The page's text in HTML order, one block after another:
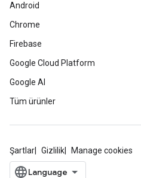
Android
Chrome
Firebase
Google Cloud Platform
Google AI
Tüm ürünler
Şartlar Gizlilik Manage cookies